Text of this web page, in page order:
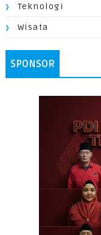
Teknologi
Wisata
SPONSOR